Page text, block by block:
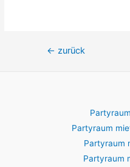
Beitragsnavigation
← zurück
Partyraum
Partyraum
Partyraum